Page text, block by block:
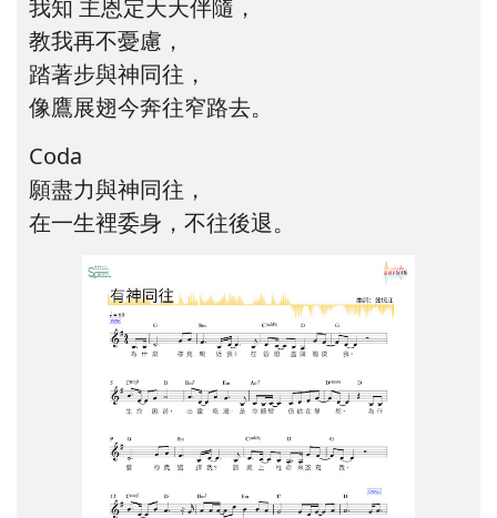
我知 主恩定天天伴隨，
教我再不憂慮，
踏著步與神同往，
像鷹展翅今奔往窄路去。
Coda
願盡力與神同往，
在一生裡委身，不往後退。